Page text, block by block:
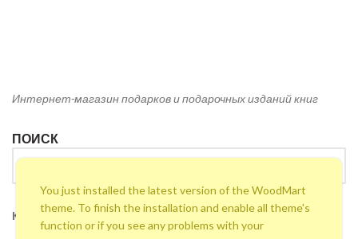
Интернет-магазин подарков и подарочных изданий книг
ПОИСК
КОНТАКТЫ
Условия доставки, пересылки«Бук презент»
You just installed the latest version of the WoodMart
theme. To finish the installation and enable all theme's
function or if you see any problems with your